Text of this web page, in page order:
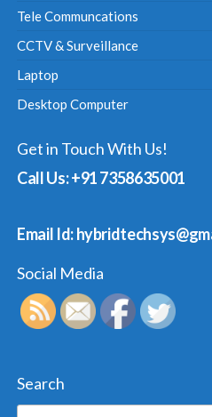
Tele Communcations
CCTV & Surveillance
Laptop
Desktop Computer
Get in Touch With Us!
Call Us: +91 7358635001
Email Id:
Social Media
Search